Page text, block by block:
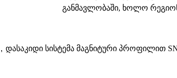
განმავლობაში, ხოლო
, დასაკიდი სისტემა მაგნიტური პროფილით